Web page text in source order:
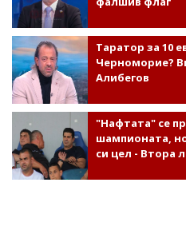
Таратор за 10
Черноморие?
Алибегов
"Нафтата" се
шампионата,
си цел - Втора